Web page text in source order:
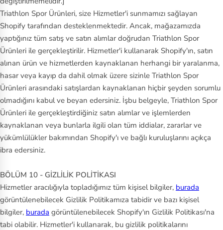
Triathlon Spor Ürünleri, size Hizmetler'i sunmamızı sağlayan
Shopify tarafından desteklenmektedir. Ancak, mağazamızda
yaptığınız tüm satış ve satın alımlar doğrudan Triathlon Spor
Ürünleri ile gerçekleştirilir. Hizmetler'i kullanarak Shopify'ın, satın
alınan ürün ve hizmetlerden kaynaklanan herhangi bir yaralanma,
hasar veya kayıp da dahil olmak üzere sizinle Triathlon Spor
Ürünleri arasındaki satışlardan kaynaklanan hiçbir şeyden sorumlu
olmadığını kabul ve beyan edersiniz. İşbu belgeyle, Triathlon Spor
Ürünleri ile gerçekleştirdiğiniz satın alımlar ve işlemlerden
kaynaklanan veya bunlarla ilgili olan tüm iddialar, zararlar ve
yükümlülükler bakımından Shopify'ı ve bağlı kuruluşlarını açıkça
ibra edersiniz.
BÖLÜM 10 - GİZLİLİK POLİTİKASI
Hizmetler aracılığıyla topladığımız tüm kişisel bilgiler, burada
görüntülenebilecek Gizlilik Politikamıza tabidir ve bazı kişisel
bilgiler, burada görüntülenebilecek Shopify'ın Gizlilik Politikası'na
tabi olabilir. Hizmetler'i kullanarak, bu gizlilik politikalarını